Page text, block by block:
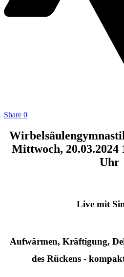
Share 0
Mittwoch, 20.03.2024
Uhr
Live mit
Aufwärmen, Kräftigung,
des Rückens -